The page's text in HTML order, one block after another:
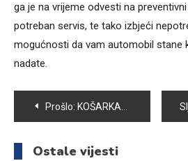
ga je na vrijeme odvesti na
potreban servis, te tako izbjeći
mogućnosti da vam automobil stane
nadate.
Navigacija
članaka
Prošlo: KOŠARKAŠI VOGOŠĆE SUTRA DOČEKUJU EKIPU IGMAN BURCH
Ostale vijesti